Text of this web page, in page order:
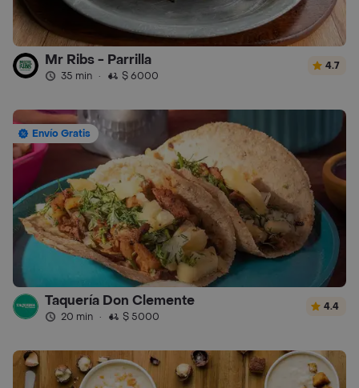
Mr Ribs - Parrilla
35 min · $ 6000
4.7
Envío Gratis
Taquería Don Clemente
20 min · $ 5000
4.4